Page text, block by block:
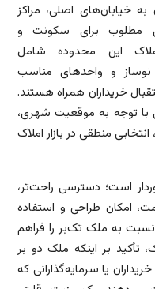
خیابان‌های اصلی، مراکز
مطلوب برای سکونت و
این محدوده شامل
نوساز و واحدهای مناسب
خریداران همراه هستند.
با توجه به موقعیت شهری،
منطقی در بازار املاک
است؛ دسترسی راحت‌تر،
امکان طراحی و استفاده
نسبت به ملک تک‌بر را فراهم
تأکید بر اینکه ملک دو بر
یا سرمایه‌گذارانی که